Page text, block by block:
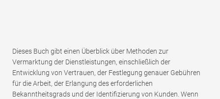
Dieses Buch gibt einen Überblick über Methoden zur
Vermarktung der Dienstleistungen, einschließlich der
Entwicklung von Vertrauen, der Festlegung genauer Gebühren
für die Arbeit, der Erlangung des erforderlichen
Bekanntheitsgrads und der Identifizierung von Kunden. Wenn